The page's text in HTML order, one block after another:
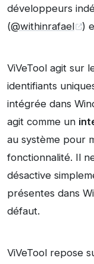
développeurs
(@withinrafael )
ViVeTool agit sur
identifiants
intégrée dans
agit comme un
au système pour
fonctionnalité. Il
désactive
présentes dans
défaut.
ViVeTool repose